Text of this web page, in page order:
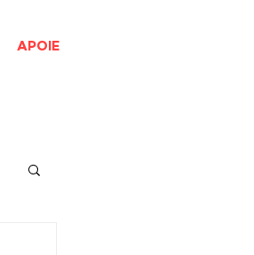
APOIE